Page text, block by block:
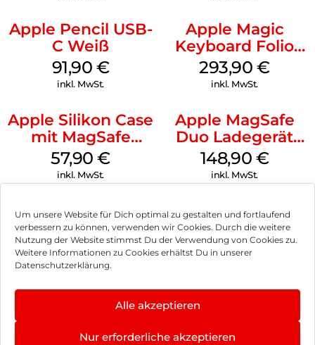
Um unsere Website für Dich optimal zu gestalten und fortlaufend
verbessern zu können, verwenden wir Cookies. Durch die weitere
Nutzung der Website stimmst Du der Verwendung von Cookies zu.
Weitere Informationen zu Cookies erhältst Du in unserer
Datenschutzerklärung.
Alle akzeptieren
Nur erforderliche akzeptieren
Apple Pencil USB-
C Weiß
91,90 €
inkl. MwSt.
Apple Magic
Keyboard Folio
iPad 10.9″ (10.Gen.)
Weiß
293,90€
inkl. MwSt.
Apple Silikon Case
mit MagSafe
iPhone 14 Pro
(PRODUCT)RED
57,90€
inkl. MwSt.
Apple MagSafe
Duo Ladegerät
Weiß
148,90 €
inkl. MwSt.
Impressum